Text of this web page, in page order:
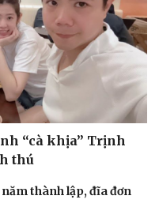
“cà khịa” Trịnh
thú
thành lập, đĩa đơn